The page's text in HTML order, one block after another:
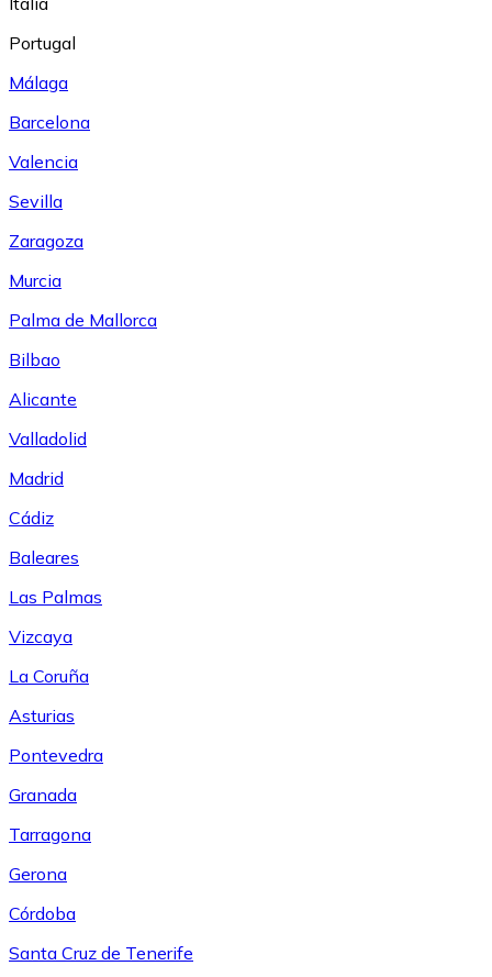
Portugal
Málaga
Barcelona
Valencia
Sevilla
Zaragoza
Murcia
Palma de Mallorca
Bilbao
Alicante
Valladolid
Madrid
Cádiz
Baleares
Las Palmas
Vizcaya
La Coruña
Asturias
Pontevedra
Granada
Tarragona
Gerona
Córdoba
Santa Cruz de Tenerife